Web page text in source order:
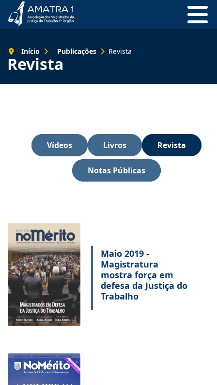
Revista
Início Publicações Revista
Vídeos Livros Revista
Notas Públicas
Maio 2019 -
Magistratura
mostra força em
defesa da Justiça do
Trabalho